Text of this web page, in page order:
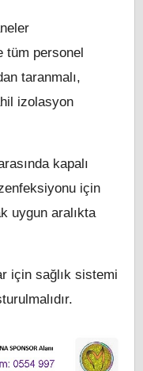
tüm personel
taranmalı,
izolasyon
kapalı
için
uygun aralıkta
için sağlık sistemi